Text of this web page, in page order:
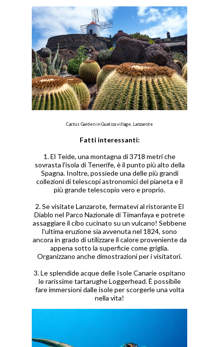
Cactus Garden in Guatiza village, Lanzarote
Fatti interessanti:
1. El Teide, una montagna di 3718 metri che
sovrasta l'isola di Tenerife, è il punto più alto della
Spagna. Inoltre, possiede una delle più grandi
collezioni di telescopi astronomici del pianeta e il
più grande telescopio vero e proprio.
2. Se visitate Lanzarote, fermatevi al ristorante El
Diablo nel Parco Nazionale di Timanfaya e potrete
assaggiare il cibo cucinato su un vulcano! Sebbene
l'ultima eruzione sia avvenuta nel 1824, sono
ancora in grado di utilizzare il calore proveniente da
appena sotto la superficie come griglia.
Organizzano anche dimostrazioni per i visitatori.
3. Le splendide acque delle Isole Canarie ospitano
le rarissime tartarughe Loggerhead. È possibile
fare immersioni dalle isole per scorgerle una volta
nella vita!